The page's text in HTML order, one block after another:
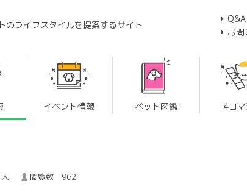
のライフスタイルを提案するサイト
Q&A
お問
イベント情報 ペット図鑑 4コ
閲覧数 962